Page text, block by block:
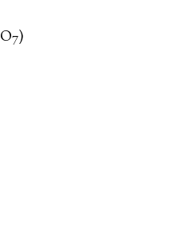
O7)